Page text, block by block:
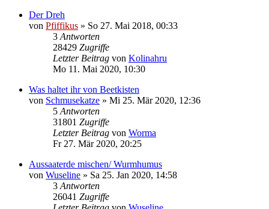
Der Dreh
von Pfiffikus » So 27. Mai 2018, 00:33
3 Antworten
28429 Zugriffe
Letzter Beitrag von Kolinahru
Mo 11. Mai 2020, 10:30
Was haltet ihr von Beetkisten
von Schmusekatze » Mi 25. Mär 2020, 12:36
5 Antworten
31801 Zugriffe
Letzter Beitrag von Worma
Fr 27. Mär 2020, 20:25
Aussaaterde mischen/ Wurmhumus
von Wuseline » Sa 25. Jan 2020, 14:58
3 Antworten
26041 Zugriffe